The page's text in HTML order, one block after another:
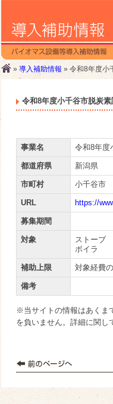
» 導入補助情報 » 令和8年度小
令和8年度小千谷市脱炭
事業名 令和8年度
都道府県 新潟県
市町村 小千谷市
URL https://
募集期間
対象
ストーブ
ボイラ
補助上限 対象経費
備考
※当サイトの情報はあくま
を負いません。詳細に関し